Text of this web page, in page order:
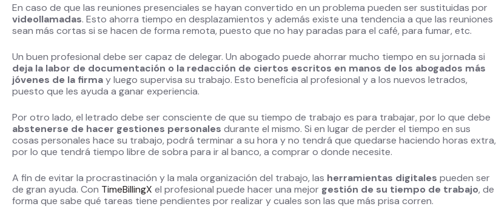
En caso de que las reuniones presenciales se hayan convertido en un problema pueden ser sustituidas por
videollamadas. Esto ahorra tiempo en desplazamientos y además existe una tendencia a que las reuniones
sean más cortas si se hacen de forma remota, puesto que no hay paradas para el café, para fumar, etc.
Un buen profesional debe ser capaz de delegar. Un abogado puede ahorrar mucho tiempo en su jornada si
deja la labor de documentación o la redacción de ciertos escritos en manos de los abogados más
jóvenes de la firmay luego supervisa su trabajo. Esto beneficia al profesional y a los nuevos letrados,
puesto que les ayuda a ganar experiencia.
Por otro lado, el letrado debe ser consciente de que su tiempo de trabajo es para trabajar, por lo que debe
abstenerse de hacer gestiones personales durante el mismo. Si en lugar de perder el tiempo en sus
cosas personales hace su trabajo, podrá terminar a su hora y no tendrá que quedarse haciendo horas extra,
por lo que tendrá tiempo libre de sobra para ir al banco, a comprar o donde necesite.
A fin de evitar la procrastinación y la mala organización del trabajo, las herramientas digitales pueden ser
de gran ayuda. Con TimeBillingX el profesional puede hacer una mejor gestión de su tiempo de trabajo, de
forma que sabe qué tareas tiene pendientes por realizar y cuales son las que más prisa corren.